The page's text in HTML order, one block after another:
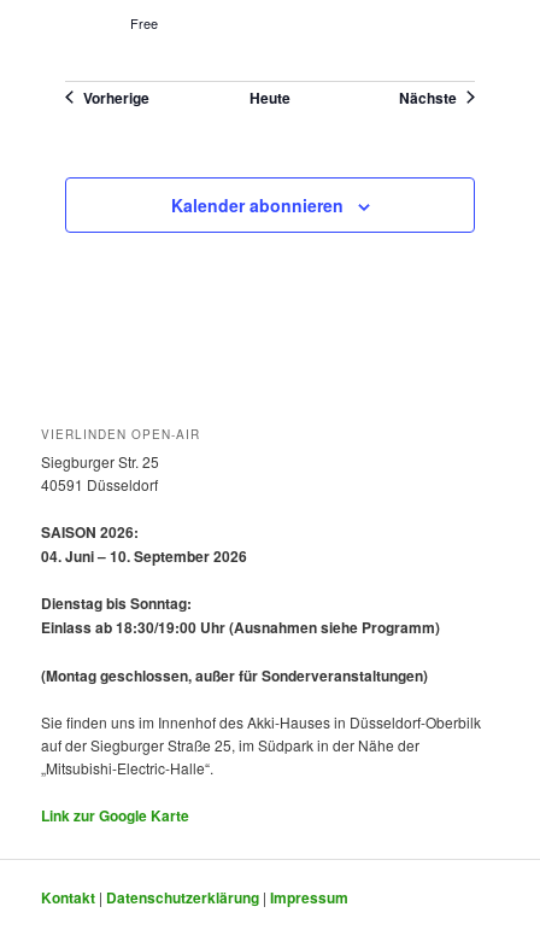
Free
VorherigeVeranstaltungenHeute Nächste
Kalender abonnieren
VIERLINDEN OPEN-AIR
Siegburger Str. 25
40591 Düsseldorf
SAISON 2026:
04. Juni – 10. September 2026
Dienstag bis Sonntag:
Einlass ab 18:30/19:00 Uhr(Ausnahmen siehe Programm)
(Montag geschlossen, außer für Sonderveranstaltungen)
Sie finden uns im Innenhof des Akki-Hauses in Düsseldorf-Oberbilk
auf der Siegburger Straße 25, im Südpark in der Nähe der
„Mitsubishi-Electric-Halle“.
Link zur Google Karte
Kontakt | Datenschutzerklärung |Impressum